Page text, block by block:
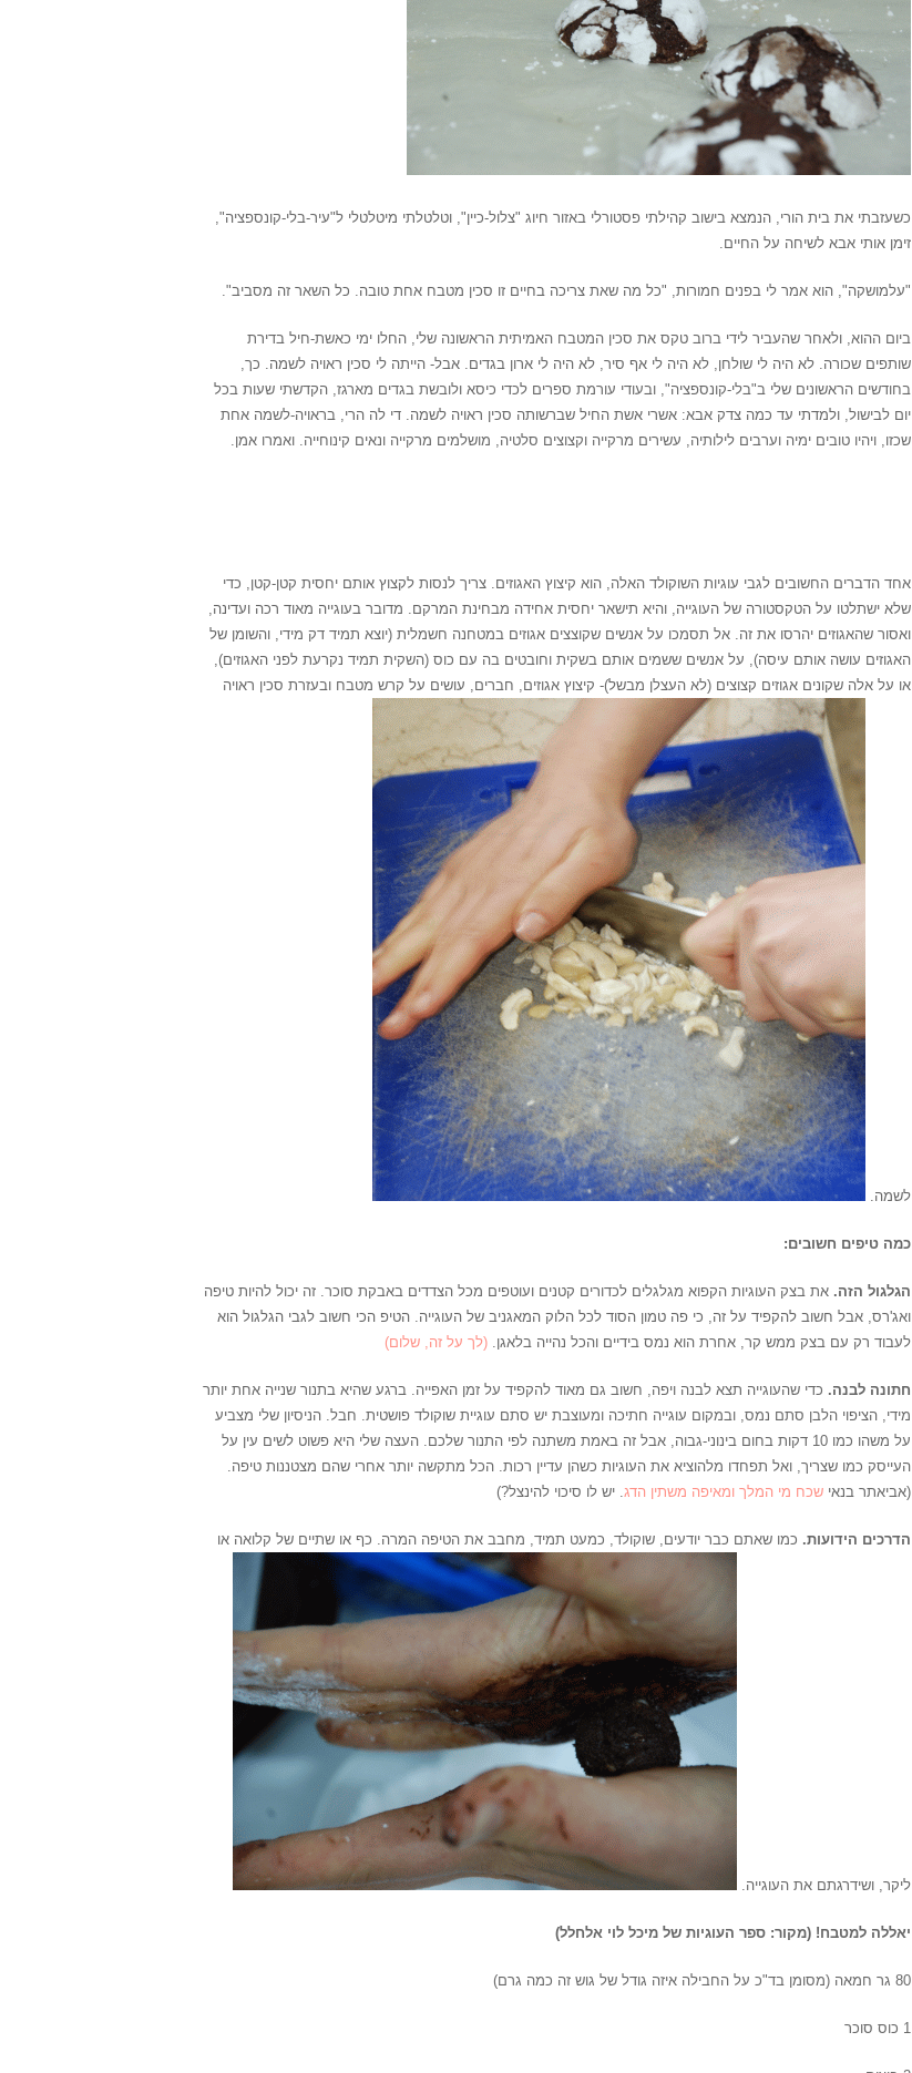
כשעזבתי את בית הורי, הנמצא בישוב קהילתי פסטורלי באזור חיוג "צלול-כיין", וטלטלתי מיטלטלי ל"עיר-בלי-קונספציה",
זימן אותי אבא לשיחה על החיים.
"עלמושקה", הוא אמר לי בפנים חמורות, "כל מה שאת צריכה בחיים זו סכין מטבח אחת טובה. כל השאר זה מסביב".
ביום ההוא, ולאחר שהעביר לידי ברוב טקס את סכין המטבח האמיתית הראשונה שלי, החלו ימי כאשת-חיל בדירת
שותפים שכורה. לא היה לי שולחן, לא היה לי אף סיר, לא היה לי ארון בגדים. אבל- הייתה לי סכין ראויה לשמה. כך,
בחודשים הראשונים שלי ב"בלי-קונספציה", ובעודי עורמת ספרים לכדי כיסא ולובשת בגדים מארגז, הקדשתי שעות בכל
יום לבישול, ולמדתי עד כמה צדק אבא: אשרי אשת החיל שברשותה סכין ראויה לשמה. די לה הרי, בראויה-לשמה אחת
שכזו, ויהיו טובים ימיה וערבים לילותיה, עשירים מרקייה וקצוצים סלטיה, מושלמים מרקייה ונאים קינוחייה. ואמרו אמן.
אחד הדברים החשובים לגבי עוגיות השוקולד האלה, הוא קיצוץ האגוזים. צריך לנסות לקצוץ אותם יחסית קטן-קטן, כדי
שלא ישתלטו על הטקסטורה של העוגייה, והיא תישאר יחסית אחידה מבחינת המרקם. מדובר בעוגייה מאוד רכה ועדינה,
ואסור שהאגוזים יהרסו את זה. אל תסמכו על אנשים שקוצצים אגוזים במטחנה חשמלית (יוצא תמיד דק מידי, והשומן של
האגוזים עושה אותם עיסה), על אנשים ששמים אותם בשקית וחובטים בה עם כוס (השקית תמיד נקרעת לפני האגוזים),
או על אלה שקונים אגוזים קצוצים (לא העצלן מבשל)- קיצוץ אגוזים, חברים, עושים על קרש מטבח ובעזרת סכין ראויה
לשמה.
כמה טיפים חשובים:
הגלגול הזה. את בצק העוגיות הקפוא מגלגלים לכדורים קטנים ועוטפים מכל הצדדים באבקת סוכר. זה יכול להיות טיפה
ואג'רס, אבל חשוב להקפיד על זה, כי פה טמון הסוד לכל הלוק המאגניב של העוגייה. הטיפ הכי חשוב לגבי הגלגול הוא
לעבוד רק עם בצק ממש קר, אחרת הוא נמס בידיים והכל נהייה בלאגן. (לך על זה, שלום)
חתונה לבנה. כדי שהעוגייה תצא לבנה ויפה, חשוב גם מאוד להקפיד על זמן האפייה. ברגע שהיא בתנור שנייה אחת יותר
מידי, הציפוי הלבן סתם נמס, ובמקום עוגייה חתיכה ומעוצבת יש סתם עוגיית שוקולד פושטית. חבל. הניסיון שלי מצביע
על משהו כמו 10 דקות בחום בינוני-גבוה, אבל זה באמת משתנה לפי התנור שלכם. העצה שלי היא פשוט לשים עין על
העייסק כמו שצריך, ואל תפחדו מלהוציא את העוגיות כשהן עדיין רכות. הכל מתקשה יותר אחרי שהם מצטננות טיפה.
(אביאתר בנאי שכח מי המלך ומאיפה משתין הדג. יש לו סיכוי להינצל?)
הדרכים הידועות. כמו שאתם כבר יודעים, שוקולד, כמעט תמיד, מחבב את הטיפה המרה. כף או שתיים של קלואה או
ליקר, ושידרגתם את העוגייה.
יאללה למטבח! (מקור: ספר העוגיות של מיכל לוי אלחלל)
80 גר חמאה (מסומן בד"כ על החבילה איזה גודל של גוש זה כמה גרם)
1 כוס סוכר